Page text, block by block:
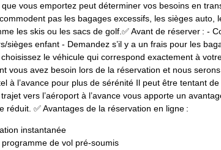
vous emportez peut déterminer vos besoins en
pas les bagages excessifs, les sièges
les skis ou les sacs de golf.✅ Avant de réserver : -
sièges enfant - Demandez s’il y a un frais pour les
le véhicule qui correspond exactement à
vous avez besoin lors de la réservation et nous
à l’avance pour plus de sérénité Il peut être tentant
vers l’aéroport à l’avance vous apporte un
réduit. ✅ Avantages de la réservation en ligne :
instantanée
de vol pré‑soumis